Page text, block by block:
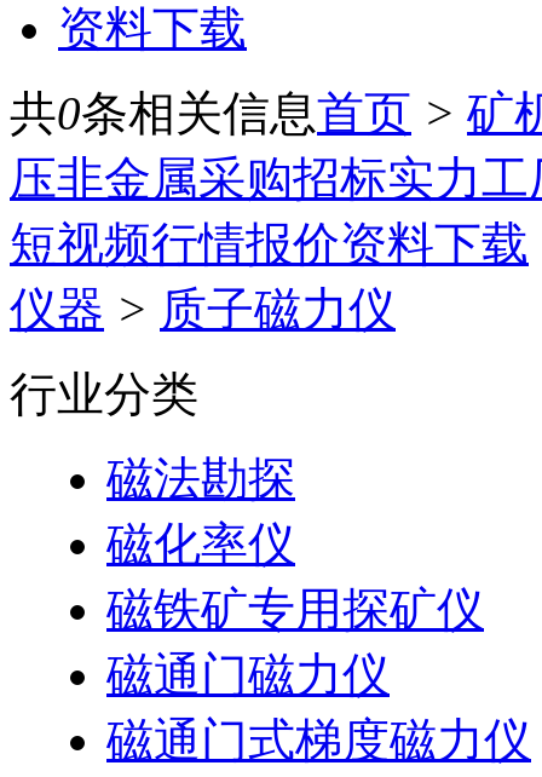
资料下载
共0条相关信息首页 > 矿
压非金属采购招标实力工
短视频行情报价资料下载
仪器 > 质子磁力仪
行业分类
磁法勘探
磁化率仪
磁铁矿专用探矿仪
磁通门磁力仪
磁通门式梯度磁力仪